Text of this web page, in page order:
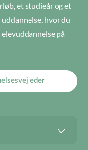
et studieår og et
hvor du
på